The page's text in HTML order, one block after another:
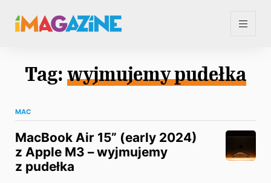
Tag: wyjmujemy pudełka
MAC
MacBook Air 15” (early 2024)
z Apple M3 – wyjmujemy
z pudełka